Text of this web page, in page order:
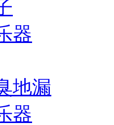
器
地漏
器